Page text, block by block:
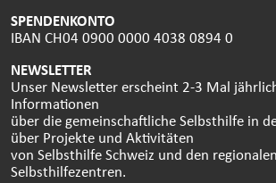
SPENDENKONTO
IBAN CH04 0900 0000 4038 0894 0
NEWSLETTER
Unser Newsletter erscheint 2-3 Mal
Informationen
über die gemeinschaftliche Selbsthilfe in
über Projekte und Aktivitäten
von Selbsthilfe Schweiz und den regionalen
Selbsthilfezentren.